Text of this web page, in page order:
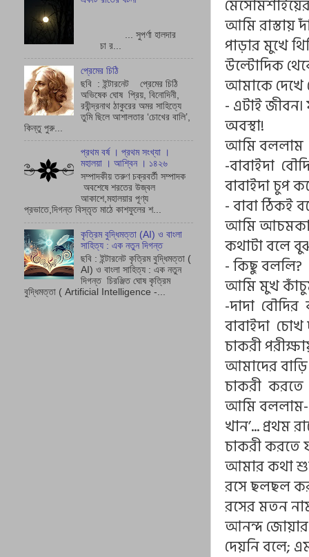
আমি রাস্তায়
পাড়ার মুখে
উল্টোদিক
আমাকে দেখে
- এটাই
অবস্থা!
আমি বললাম
-বাবাইদা
বাবাইদা চুপ
- বাবা ঠিকই
আমি
কথাটা বলে
- কিছু বললি?
আমি মুখ
-দাদা
বাবাইদা
চাকরী
আমাদের
চাকরী করতে
আমি বললাম-
খান’... প্রথম
চাকরী করতে
আমার কথা
রসে ছলছল
রসের মতন
আনন্দ জোয়ার
দেয়নি বলে;
... সুপর্ণা হালদার
চা র...
প্রেমের চিঠি
ছবি : ইন্টারনেট প্রেমের চিঠি
অভিষেক ঘোষ প্রিয়, বিনোদিনী,
রবীন্দ্রনাথ ঠাকুরের অমর সাহিত্যে
তুমি ছিলে আশালতার ‘চোখের বালি’,
কিন্তু পুরু...
প্রথম বর্ষ । প্রথম সংখ্যা ।
মহালয়া । আশ্বিন । ১৪২৬
সম্পাদকীয় তরুণ চক্রবর্তী সম্পাদক
অবশেষে শরতের উজ্বল
আকাশে,মহালয়ার পূণ্য
প্রভাতে,দিগন্ত বিস্তৃত মাঠে কাশফুলের শ...
কৃত্রিম বুদ্ধিমত্তা (AI) ও বাংলা
সাহিত্য : এক নতুন দিগন্ত
ছবি : ইন্টারনেট কৃত্রিম বুদ্ধিমত্তা (
AI) ও বাংলা সাহিত্য : এক নতুন
দিগন্ত চিরঞ্জিত ঘোষ কৃত্রিম
বুদ্ধিমত্তা ( Artificial Intelligence -...